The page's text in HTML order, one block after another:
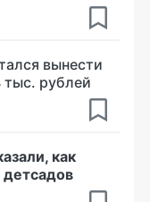
вынести
тыс. рублей
как
детсадов